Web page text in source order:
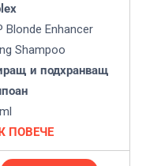
Blonde Enhancer
Shampoo
и подхранващ
ПОВЕЧЕ